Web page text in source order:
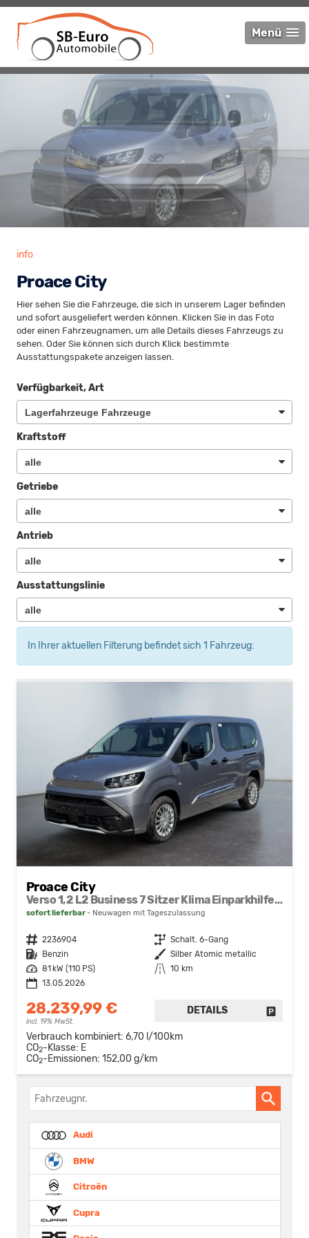
Menü
info
Proace City
Hier sehen Sie die Fahrzeuge, die sich in unserem Lager befinden
und sofort ausgeliefert werden können. Klicken Sie in das Foto
oder einen Fahrzeugnamen, um alle Details dieses Fahrzeugs zu
sehen. Oder Sie können sich durch Klick bestimmte
Ausstattungspakete anzeigen lassen.
Verfügbarkeit, Art
Kraftstoff
Getriebe
Antrieb
Ausstattungslinie
In Ihrer aktuellen Filterung befindet sich 1 Fahrzeug:
Proace City
Verso 1,2 L2 Business 7 Sitzer Klima Einparkhilfe Apple Tempomat DAB 10 Zoll Display Regensensor
sofort lieferbar Neuwagen mit Tageszulassung
Fahrzeugnr. 2236904 Getriebe Schalt. 6-Gang
Kraftstoff
Benzin Außenfarbe Silber Atomic metallic
Leistung
81 kW (110 PS) Kilometerstand
10 km
13.05.2026
28.239,99 €
incl. 19% MwSt.
DETAILS
Verbrauch kombiniert: 6,70 l/100km
CO2-Klasse: E
CO2-Emissionen: 152,00 g/km
Fahrzeugnr.
Audi
BMW
Citroën
Cupra